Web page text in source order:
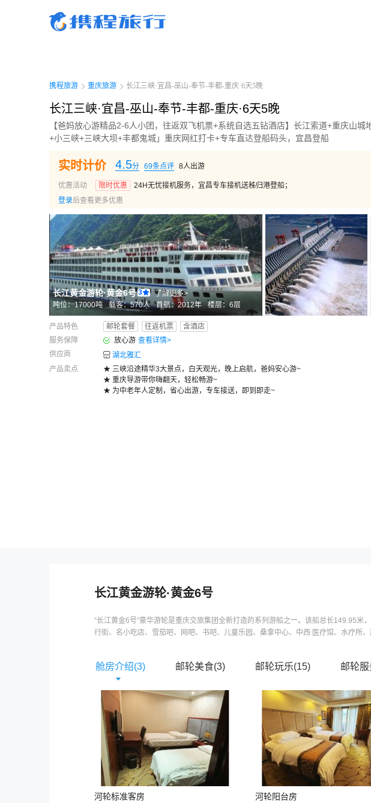
携程旅游
重庆旅游 长江三峡·宜昌-巫山-奉节-丰都-重庆·6天5晚
长江三峡·宜昌-巫山-奉节-丰都-重庆·6天5晚
【爸妈放心游精品2-6人小团，往返双飞机票+系统自选五钻酒店】长江索道+重庆山城
+小三峡+三峡大坝+丰都鬼城」重庆网红打卡+专车直达登船码头，宜昌登船
实时计价 4.5分 69条点评 8人出游
优惠活动 限时优惠
24H无忧接机服务，宜昌专车接机送秭归港登船；
登录后查看更多优惠
长江黄金游轮·黄金6号 3
了解更多>
吨位：17000吨 载客：570人 首航：2012年 楼层： 6层
产品特色 邮轮套餐 往返机票
含酒店
服务保障
放心游 查看详情>
供应商
湖北雅汇
产品卖点
★ 三峡沿途精华3大景点，白天观光，晚上启航，爸妈安心游~
★ 重庆导游带你嗨翻天，轻松畅游~
★ 为中老年人定制，省心出游，专车接送，即到即走~
长江黄金游轮·黄金6号
“长江黄金6号”豪华游轮是重庆交旅集团全新打造的系列游船之一。该船总长149.95
行街、名小吃店、雪茄吧、网吧、书吧、儿童乐园、桑拿中心、中西 医疗馆、水疗所
舱房介绍(3) 邮轮美食(3) 邮轮玩乐(15) 邮轮
河轮标准客房 河轮阳台房